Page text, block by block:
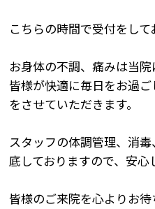
こちらの時間で受付をして
お身体の不調、痛みは当院
皆様が快適に毎日をお過
をさせていただきます。
スタッフの体調管理、消
底しておりますので、安心
皆様のご来院を心よりお待